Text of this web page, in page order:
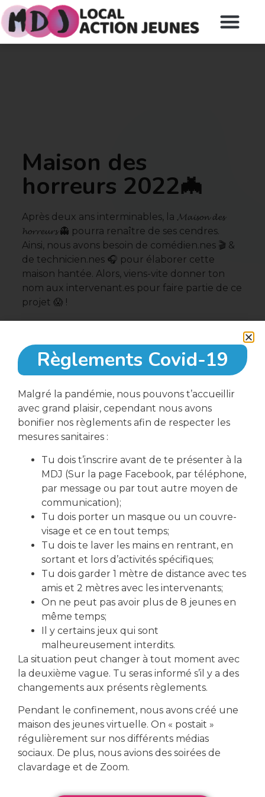
Maison des
horreurs 2022🦇
Après deux ans interminables, la 𝓜𝓪𝓲𝓼𝓸𝓷 𝓭𝓮𝓼
𝓱𝓸𝓻𝓻𝓮𝓾𝓻𝓼 👻 pourra renaître de ses cendres.
Ainsi, nous avons besoin de comédien.nes 🎬 &
de technicien.nes 🎧 pour élaborer cette
maison hantée. Alors, viens-vite donner ton
nom aux intervenant.es pour faire partie de ce
projet 😱 !
Partager cette article
PRÉCÉDENT SUIVANT
Veux-tu en connaître plus
Règlements Covid-19
Malgré la pandémie, nous pouvons t’accueillir
avec grand plaisir, cependant nous avons
bonifier nos règlements afin de respecter les
mesures sanitaires :
Tu dois t’inscrire avant de te présenter à la
MDJ (Sur la page Facebook, par téléphone,
par message ou par tout autre moyen de
communication);
Tu dois porter un masque ou un couvre-
visage et ce en tout temps;
Tu dois te laver les mains en rentrant, en
sortant et lors d’activités spécifiques;
Tu dois garder 1 mètre de distance avec tes
amis et 2 mètres avec les intervenants;
On ne peut pas avoir plus de 8 jeunes en
même temps;
Il y certains jeux qui sont
malheureusement interdits.
La situation peut changer à tout moment avec
la deuxième vague. Tu seras informé s’il y a des
changements aux présents règlements.
Pendant le confinement, nous avons créé une
maison des jeunes virtuelle. On « postait »
régulièrement sur nos différents médias
sociaux. De plus, nous avions des soirées de
clavardage et de Zoom.